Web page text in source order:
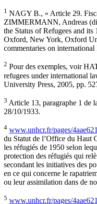
1 NAGY B., « Article 29.
ZIMMERMANN, Andreas
the Status of Refugees and
Oxford, New York, Oxford
commentaries on
2 Pour des exemples, voir
refugees under international
University Press, 2005, pp.
3 Article 13, paragraphe 1 de
28/10/1933.
4 www.unhcr.fr/pages/
du Statut de l’Office du Haut
les réfugiés de 1950 selon
protection des réfugiés qui
secondant les initiatives des
en ce qui concerne le
ou leur assimilation dans de
5 www.unhcr.fr/pages/